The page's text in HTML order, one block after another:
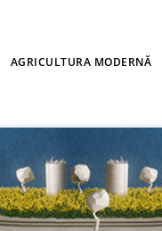
AGRICULTURA MODERNĂ